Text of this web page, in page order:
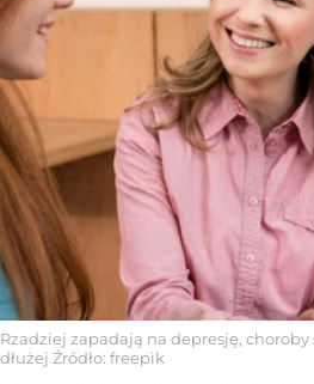
Rzadziej zapadają na depresję, choroby
dłużej Źródło: freepik